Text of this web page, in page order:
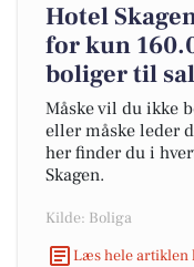
Hotel
for kun
boliger til
Måske vil du ikke
eller måske leder
her finder du i
Skagen.
Kilde: Boliga
Læs hele artiklen